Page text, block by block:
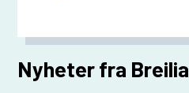
Nyheter fra